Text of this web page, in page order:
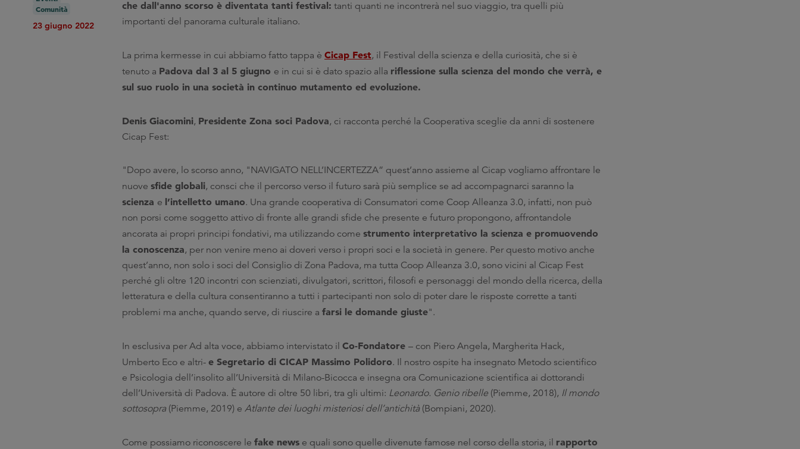
Comunità
23 giugno 2022
che dall'anno scorso è diventata tanti festival: tanti quanti ne incontrerà nel suo viaggio, tra quelli più
importanti del panorama culturale italiano.
La prima kermesse in cui abbiamo fatto tappa è Cicap Fest, il Festival della scienza e della curiosità, che si è
tenuto a Padova dal 3 al 5 giugno e in cui si è dato spazio alla riflessione sulla scienza del mondo che verrà, e
sul suo ruolo in una società in continuo mutamento ed evoluzione.
Denis Giacomini, Presidente Zona soci Padova, ci racconta perché la Cooperativa sceglie da anni di sostenere
Cicap Fest:
"Dopo avere, lo scorso anno, "NAVIGATO NELL’INCERTEZZA” quest’anno assieme al Cicap vogliamo affrontare le
nuove sfide globali, consci che il percorso verso il futuro sarà più semplice se ad accompagnarci saranno la
scienza e l’intelletto umano. Una grande cooperativa di Consumatori come Coop Alleanza 3.0, infatti, non può
non porsi come soggetto attivo di fronte alle grandi sfide che presente e futuro propongono, affrontandole
ancorata ai propri principi fondativi, ma utilizzando come strumento interpretativo la scienza e promuovendo
la conoscenza, per non venire meno ai doveri verso i propri soci e la società in genere. Per questo motivo anche
quest’anno, non solo i soci del Consiglio di Zona Padova, ma tutta Coop Alleanza 3.0, sono vicini al Cicap Fest
perché gli oltre 120 incontri con scienziati, divulgatori, scrittori, filosofi e personaggi del mondo della ricerca, della
letteratura e della cultura consentiranno a tutti i partecipanti non solo di poter dare le risposte corrette a tanti
problemi ma anche, quando serve, di riuscire a farsi le domande giuste".
In esclusiva per Ad alta voce, abbiamo intervistato il Co-Fondatore – con Piero Angela, Margherita Hack,
Umberto Eco e altri- e Segretario di CICAP Massimo Polidoro. Il nostro ospite ha insegnato Metodo scientifico
e Psicologia dell’insolito all’Università di Milano-Bicocca e insegna ora Comunicazione scientifica ai dottorandi
dell’Università di Padova. È autore di oltre 50 libri, tra gli ultimi: Leonardo. Genio ribelle (Piemme, 2018), Il mondo
sottosopra(Piemme, 2019) e Atlante dei luoghi misteriosi dell’antichità(Bompiani, 2020).
Come possiamo riconoscere le fake news e quali sono quelle divenute famose nel corso della storia, il rapporto